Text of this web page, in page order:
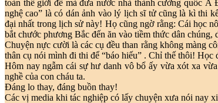
toàn thế giới để mà đưa nước nhà thành cường quốc
nghệ cao” là có dán ảnh vào lý lịch sĩ tử cũng là kì thi
đại nhất trong lịch sử này! Họ cũng ngờ rằng: Cái học
bắt chước phương Bắc đến ăn vào tiềm thức dân chúng,
Chuyện nực cười là các cụ đều than rằng không màng
thân cụ nói mình đi thi để “báo hiếu” . Chỉ thế thôi! Học
Hôm nay ngẫm cái sự hư danh vô bổ ấy vừa xót xa
nghề của con cháu ta.
Đáng lo thay, đáng buồn thay!
Các vị media khi tác nghiệp có lấy chuyện xưa nói nay